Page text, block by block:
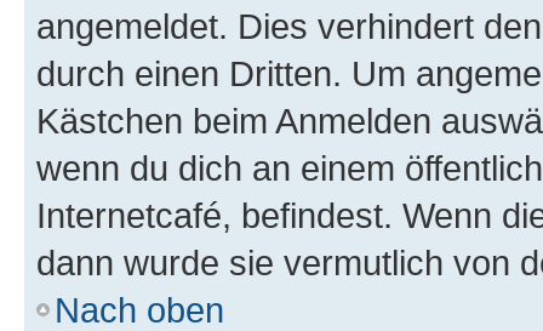
angemeldet. Dies verhindert
durch einen Dritten. Um
Kästchen beim Anmelden
wenn du dich an einem
Internetcafé, befindest. Wenn
dann wurde sie vermutlich von
Nach oben